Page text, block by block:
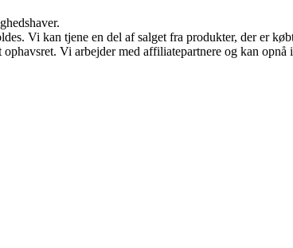
Vi kan tjene en del af salget fra produkter, der er
Vi arbejder med affiliatepartnere og kan